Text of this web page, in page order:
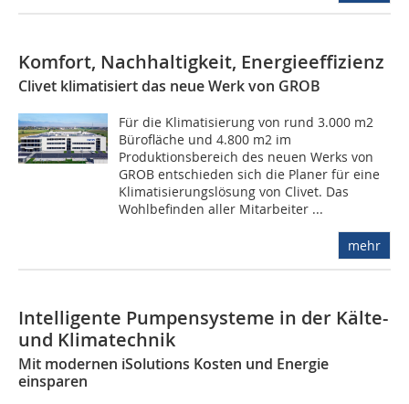
Komfort, Nachhaltigkeit, Energieeffizienz
Clivet klimatisiert das neue Werk von GROB
Für die Klimatisierung von rund 3.000 m2
Bürofläche und 4.800 m2 im
Produktionsbereich des neuen Werks von
GROB entschieden sich die Planer für eine
Klimatisierungslösung von Clivet. Das
Wohlbefinden aller Mitarbeiter ...
mehr
Intelligente Pumpensysteme in der Kälte-
und Klimatechnik
Mit modernen iSolutions Kosten und Energie
einsparen